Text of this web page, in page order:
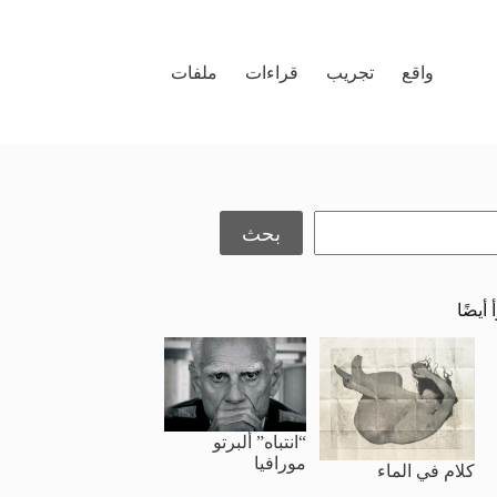
واقع
تجريب قراءات ملفات
بحث
أيضًا
كلام في الماء
“انتباه” ألبرتو
مورافيا